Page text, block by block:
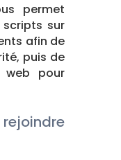
permet
sur
afin de
puis de
web pour